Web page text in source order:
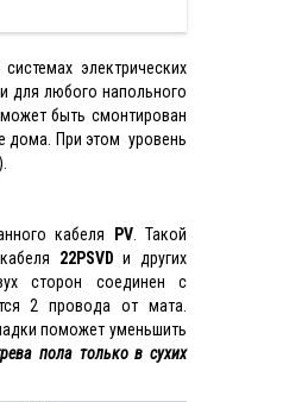
электрических
для любого напольного
быть смонтирован
дома. При этом уровень
кабеля PV. Такой
22PSVDи других
сторон соединен с
2 провода от мата.
поможет уменьшить
пола только в сухих